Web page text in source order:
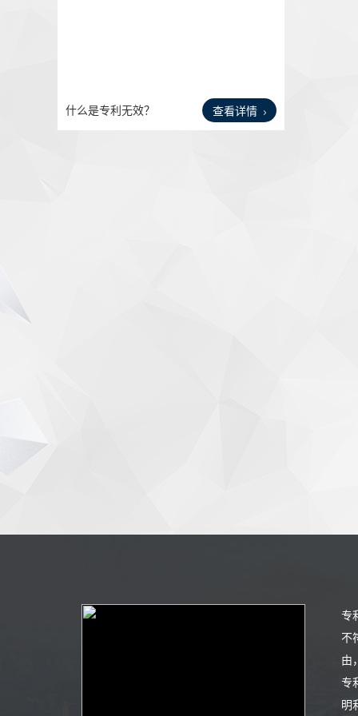
查看详情
什么是专利无效？
专
不
由
专
明